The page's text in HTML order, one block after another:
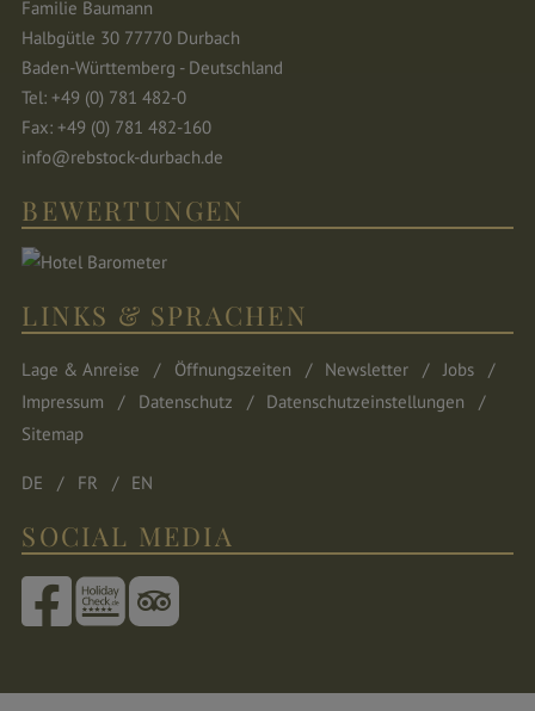
Familie Baumann
Halbgütle 30 77770 Durbach
Baden-Württemberg - Deutschland
Tel: +49 (0) 781 482-0
Fax: +49 (0) 781 482-160
info@rebstock-durbach.de
BEWERTUNGEN
LINKS & SPRACHEN
Lage & Anreise Öffnungszeiten Newsletter
Jobs
Impressum
Datenschutz
Datenschutzeinstellungen
Sitemap
DE FR EN
SOCIAL MEDIA